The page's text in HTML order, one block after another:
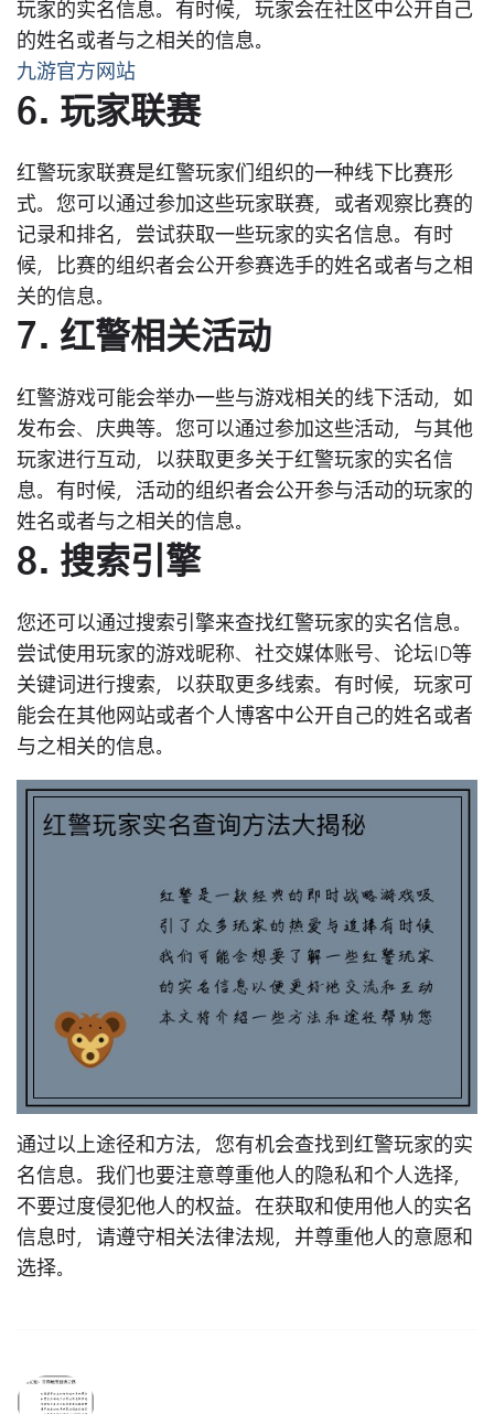
玩家的实名信息。有时候，玩家会在社区中公开自己
的姓名或者与之相关的信息。
九游官方网站
6. 玩家联赛
红警玩家联赛是红警玩家们组织的一种线下比赛形
式。您可以通过参加这些玩家联赛，或者观察比赛的
记录和排名，尝试获取一些玩家的实名信息。有时
候，比赛的组织者会公开参赛选手的姓名或者与之相
关的信息。
7. 红警相关活动
红警游戏可能会举办一些与游戏相关的线下活动，如
发布会、庆典等。您可以通过参加这些活动，与其他
玩家进行互动，以获取更多关于红警玩家的实名信
息。有时候，活动的组织者会公开参与活动的玩家的
姓名或者与之相关的信息。
8. 搜索引擎
您还可以通过搜索引擎来查找红警玩家的实名信息。
尝试使用玩家的游戏昵称、社交媒体账号、论坛ID等
关键词进行搜索，以获取更多线索。有时候，玩家可
能会在其他网站或者个人博客中公开自己的姓名或者
与之相关的信息。
通过以上途径和方法，您有机会查找到红警玩家的实
名信息。我们也要注意尊重他人的隐私和个人选择，
不要过度侵犯他人的权益。在获取和使用他人的实名
信息时，请遵守相关法律法规，并尊重他人的意愿和
选择。